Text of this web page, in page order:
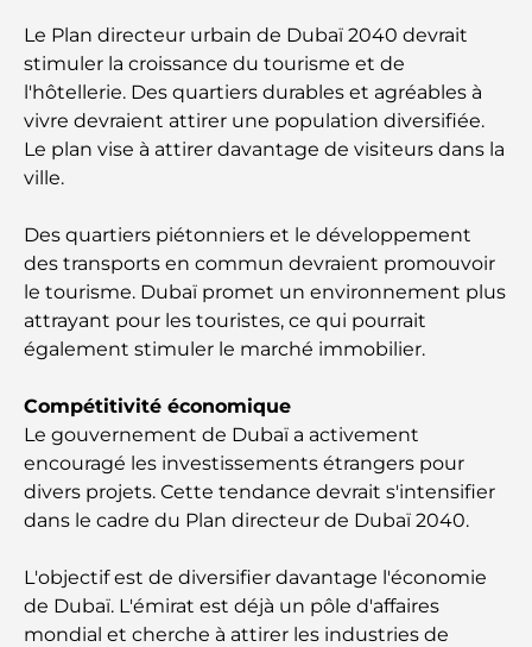
L'école GEMS la plus chère de Dubaï : un guide
complet pour les parents
Les meilleurs restaurants indiens de Dubaï : un
voyage culinaire
Découvrez la promenade de Palm Jumeirah : une
balade placée sous le signe du luxe et des
Meilleurs quartiers où vivre en famille à Dubaï :
découvrez les meilleures options
Hôtels 5 étoiles à Dubaï : un luxe inégalé pour
Que faire dans le centre-ville de Dubaï : votre
guide ultime
Le Plan directeur urbain de Dubaï 2040 devrait
stimuler la croissance du tourisme et de
l'hôtellerie. Des quartiers durables et agréables à
vivre devraient attirer une population diversifiée.
Le plan vise à attirer davantage de visiteurs dans la
ville.
Des quartiers piétonniers et le développement
des transports en commun devraient promouvoir
le tourisme. Dubaï promet un environnement plus
attrayant pour les touristes, ce qui pourrait
également stimuler le marché immobilier.
Compétitivité économique
Le gouvernement de Dubaï a activement
encouragé les investissements étrangers pour
divers projets. Cette tendance devrait s'intensifier
dans le cadre du Plan directeur de Dubaï 2040.
L'objectif est de diversifier davantage l'économie
de Dubaï. L'émirat est déjà un pôle d'affaires
mondial et cherche à attirer les industries de